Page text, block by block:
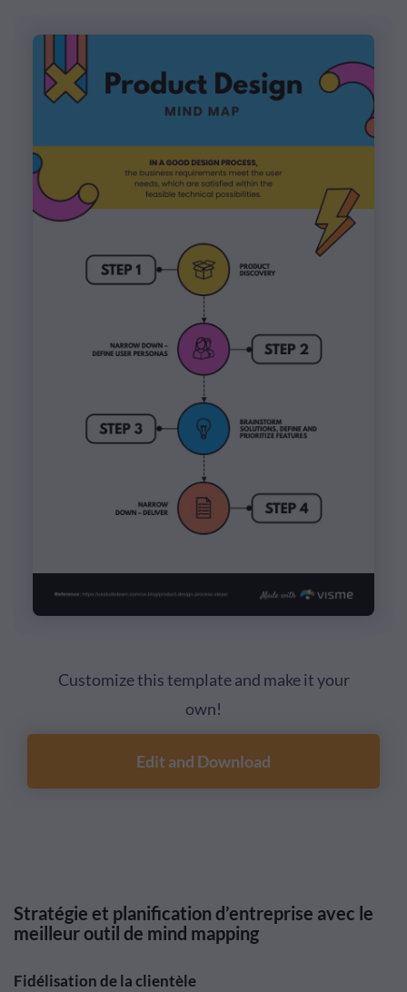
Customize this template and make it your
own!
Edit and Download
Stratégie et planification d’entreprise avec le
meilleur outil de mind mapping
Fidélisation de la clientèle